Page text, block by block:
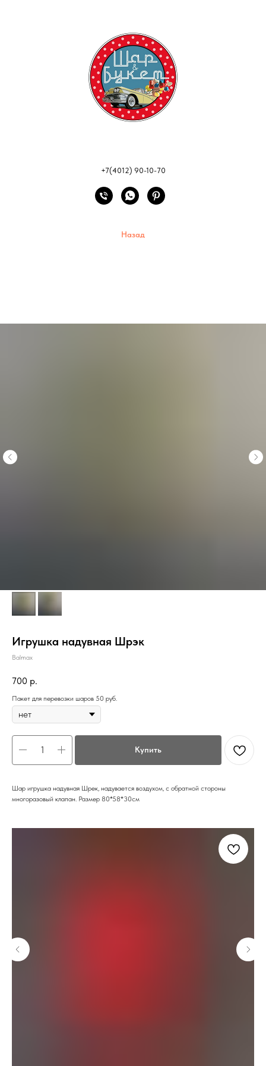
+7(4012) 90-10-70
Назад
Игрушка надувная Шрэк
Balmax
700 р.
Пакет для перевозки шаров 50 руб.
Купить
Шар игрушка надувная Шрек, надувается воздухом, с обратной стороны
многоразовый клапан. Размер 80*58*30см